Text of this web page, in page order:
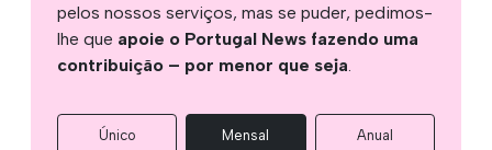
pelos nossos serviços, mas se puder, pedimos-
lhe que apoie o Portugal News fazendo uma
contribuição – por menor que seja.
Único Mensal Anual